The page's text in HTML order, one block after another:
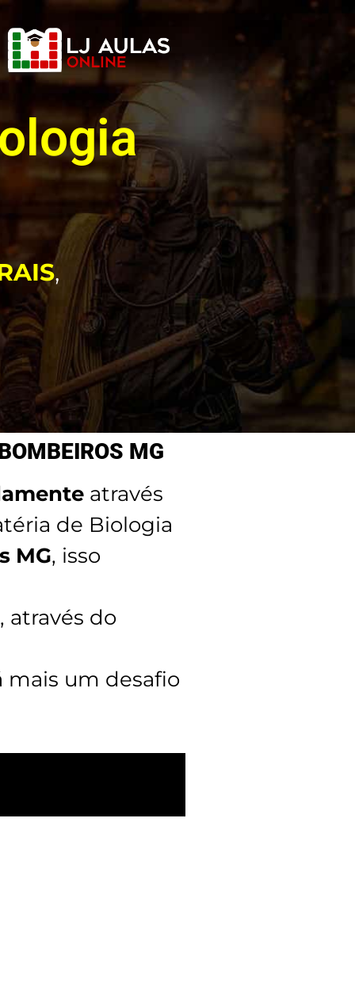
,
MG
através
de Biologia
MG, isso
, através do
mais um desafio